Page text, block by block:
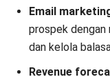
dinamika
Selama